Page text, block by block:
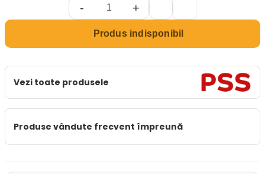
- +
Produs indisponibil
Vezi toate produsele
Produse vândute frecvent împreună